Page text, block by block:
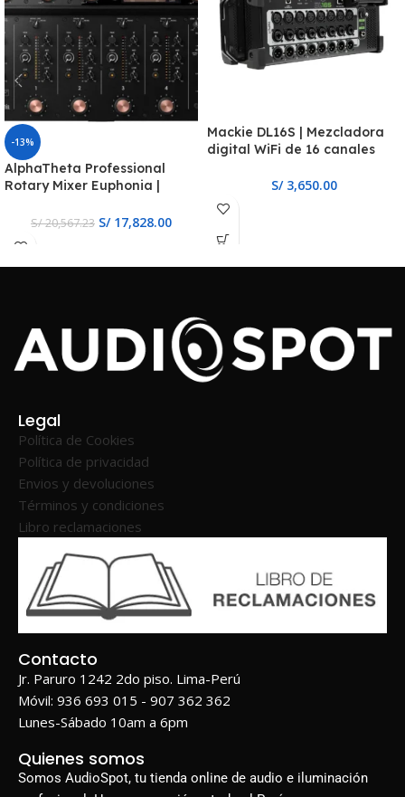
-13%
AlphaTheta Professional
Rotary Mixer Euphonia |
profesional de 4 canales
S/20,567.23 S/17,828.00
Mackie DL16S | Mezcladora
digital WiFi de 16 canales
S/3,650.00
Legal
Política de Cookies
Política de privacidad
Envios y devoluciones
Términos y condiciones
Libro reclamaciones
Contacto
Jr. Paruro 1242 2do piso. Lima-Perú
Móvil: 936 693 015 - 907 362 362
Lunes-Sábado 10am a 6pm
Quienes somos
Somos AudioSpot, tu tienda online de audio e iluminación